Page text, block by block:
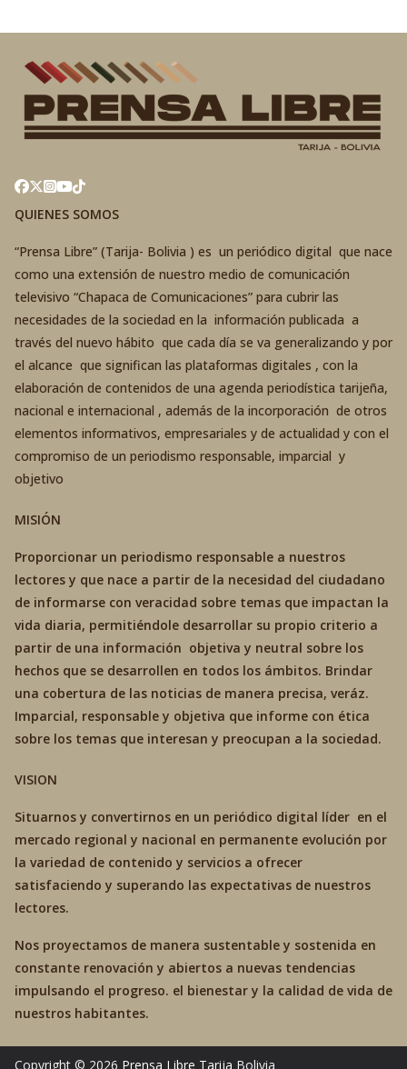
QUIENES SOMOS
“Prensa Libre” (Tarija- Bolivia ) es un periódico digital que nace
como una extensión de nuestro medio de comunicación
televisivo “Chapaca de Comunicaciones” para cubrir las
necesidades de la sociedad en la información publicada a
través del nuevo hábito que cada día se va generalizando y por
el alcance que significan las plataformas digitales , con la
elaboración de contenidos de una agenda periodística tarijeña,
nacional e internacional , además de la incorporación de otros
elementos informativos, empresariales y de actualidad y con el
compromiso de un periodismo responsable, imparcial y
objetivo
MISIÓN
Proporcionar un periodismo responsable a nuestros
lectores y que nace a partir de la necesidad del ciudadano
de informarse con veracidad sobre temas que impactan la
vida diaria, permitiéndole desarrollar su propio criterio a
partir de una información objetiva y neutral sobre los
hechos que se desarrollen en todos los ámbitos. Brindar
una cobertura de las noticias de manera precisa, veráz.
Imparcial, responsable y objetiva que informe con ética
sobre los temas que interesan y preocupan a la sociedad.
VISION
Situarnos y convertirnos en un periódico digital líder en el
mercado regional y nacional en permanente evolución por
la variedad de contenido y servicios a ofrecer
satisfaciendo y superando las expectativas de nuestros
lectores.
Nos proyectamos de manera sustentable y sostenida en
constante renovación y abiertos a nuevas tendencias
impulsando el progreso. el bienestar y la calidad de vida de
nuestros habitantes.
Copyright © 2026 Prensa Libre Tarija Bolivia